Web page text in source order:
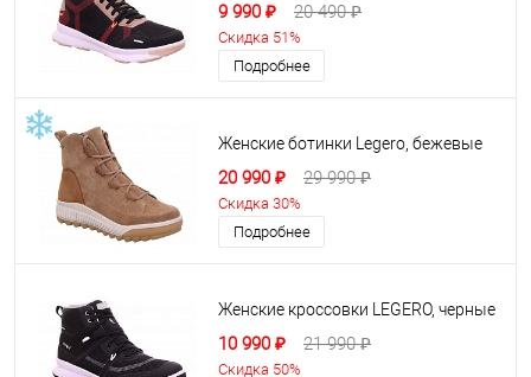
9 990 ₽ 20 490 ₽
Скидка 51%
Подробнее
Женские ботинки Legero, бежевые
20 990 ₽ 29 990 ₽
Скидка 30%
Подробнее
Женские кроссовки LEGERO, черные
10 990 ₽ 21 990 ₽
Скидка 50%